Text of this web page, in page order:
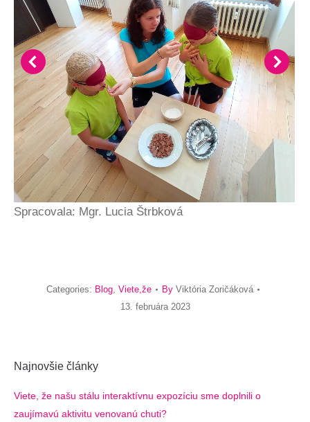
Spracovala: Mgr. Lucia Štrbková
Categories: Blog, Viete,že By Viktória Zoričáková
13. februára 2023
Najnovšie články
Viete, že našu stálu interaktívnu expozíciu sme doplnili o
zaujímavú aktivitu venovanú chuti?